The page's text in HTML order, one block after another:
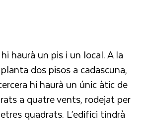
haurà un pis i un local. A la
dos pisos a cadascuna,
hi haurà un únic àtic de
a quatre vents, rodejat per
quadrats. L’edifici tindrà